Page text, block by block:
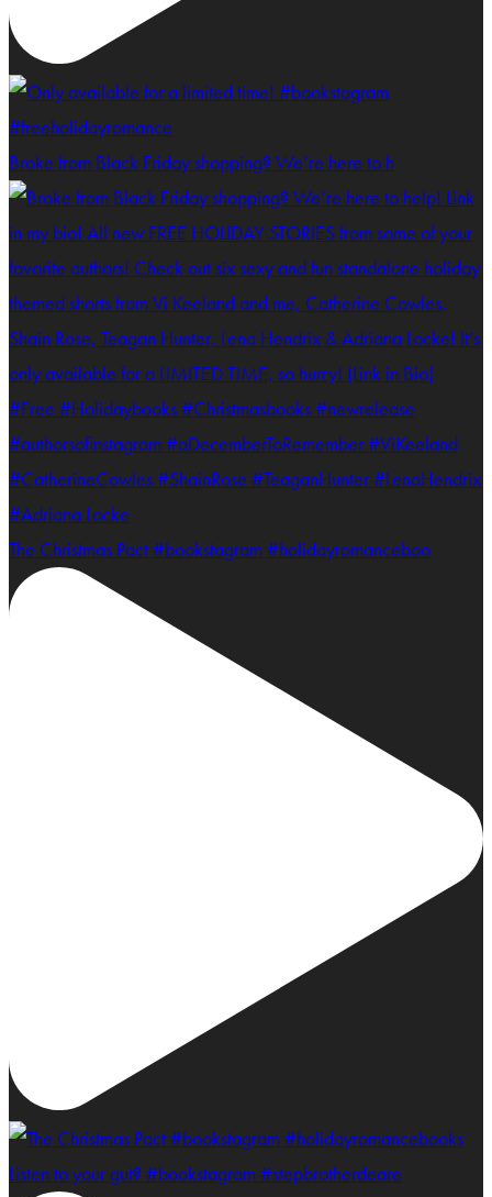
Broke from Black Friday shopping? We’re here to h
The Christmas Pact #bookstagram #holidayromanceboo
Listen to your gut? #bookstagram #stepbrotherdeare